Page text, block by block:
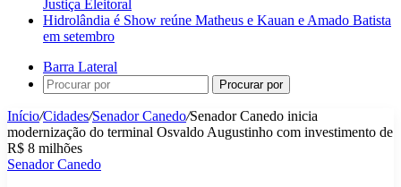
Justiça Eleitoral
Hidrolândia é Show reúne Matheus e Kauan e Amado Batista
em setembro
Barra Lateral
Procurar por
Início/Cidades/Senador Canedo/Senador Canedo inicia
modernização do terminal Osvaldo Augustinho com investimento de
R$ 8 milhões
Senador Canedo